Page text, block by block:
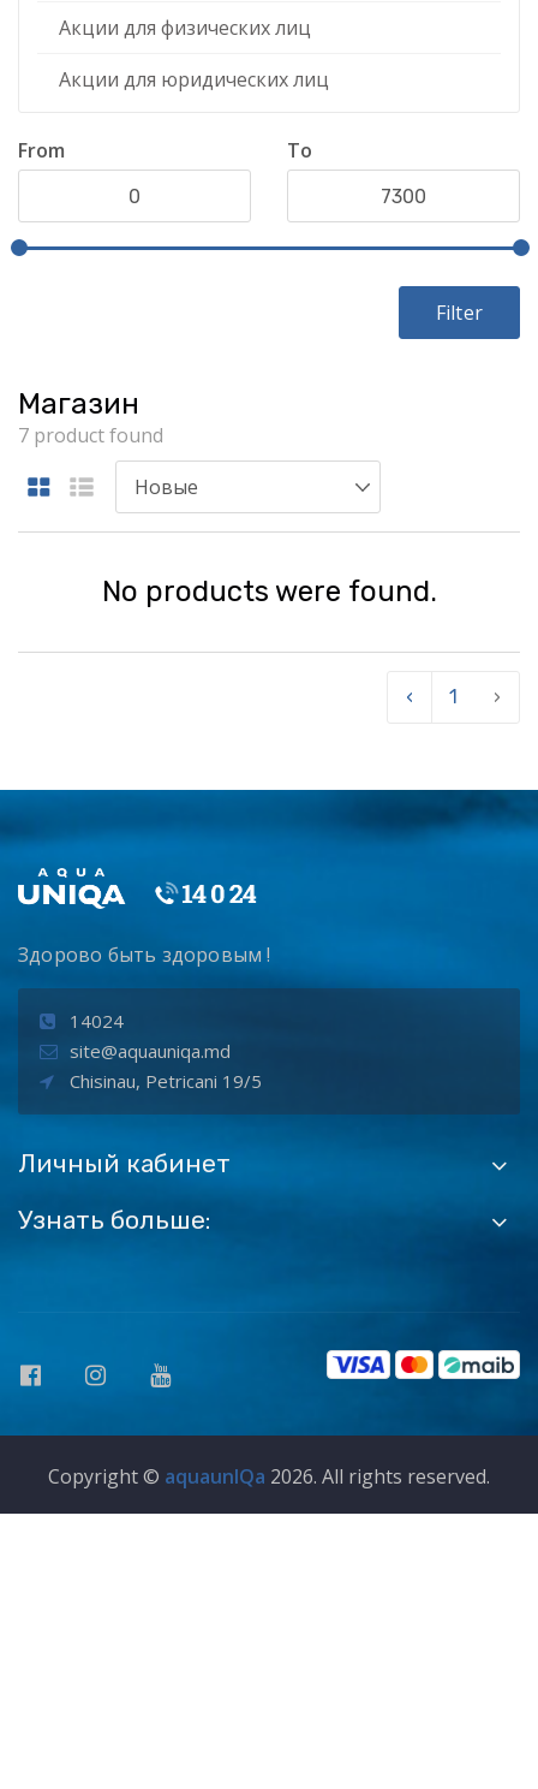
Акции для физических лиц
Акции для юридических лиц
From To
Filter
Магазин
7 product found
No products were found.
‹ 1 ›
Здорово быть здоровым !
14024
site@aquauniqa.md
Chisinau, Petricani 19/5
Личный кабинет
Узнать больше:
Copyright © aquaunIQa 2026. All rights reserved.